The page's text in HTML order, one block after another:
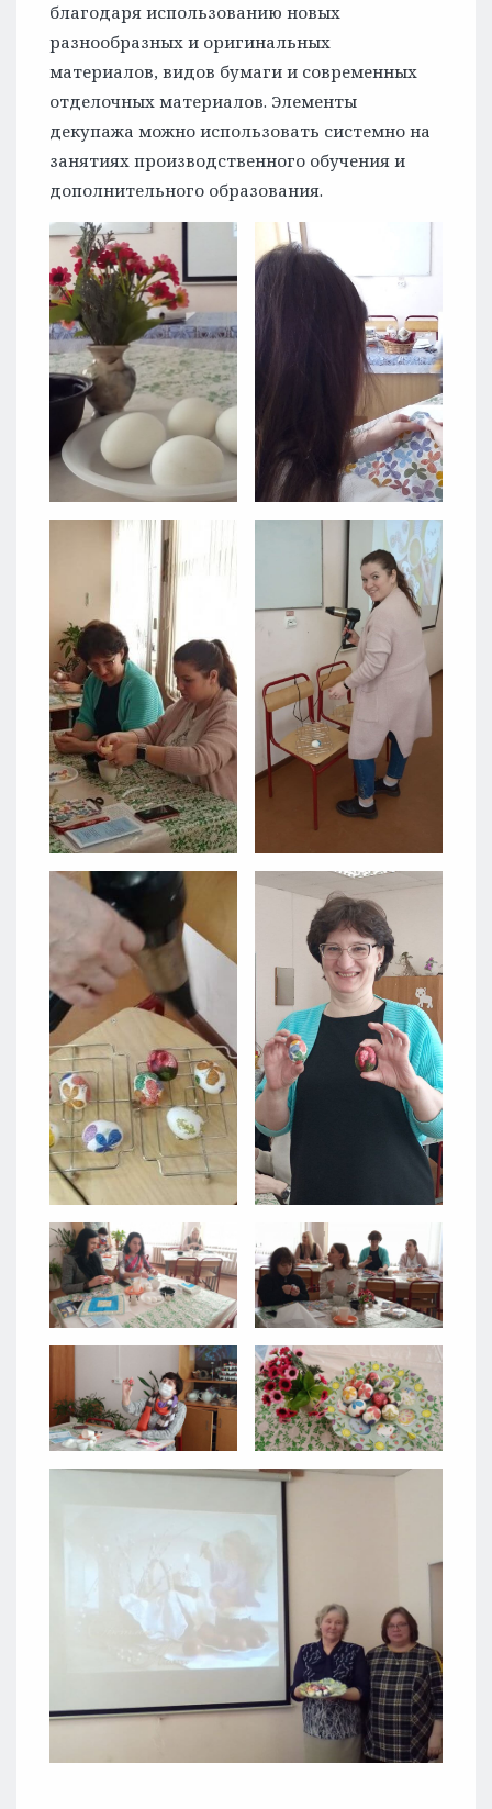
благодаря использованию новых
разнообразных и оригинальных
материалов, видов бумаги и современных
отделочных материалов. Элементы
декупажа можно использовать системно на
занятиях производственного обучения и
дополнительного образования.